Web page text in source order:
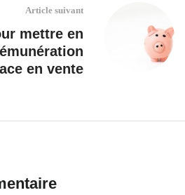
Article suivant
mettre en
en vente